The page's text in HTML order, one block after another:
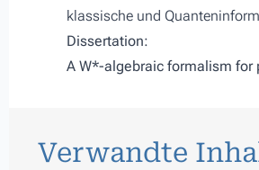
klassische und
Dissertation:
A W*-algebraic formalism for
Verwandte